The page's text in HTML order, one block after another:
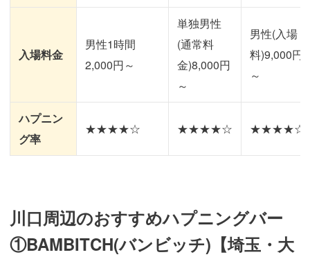
入場料金
男性1時間
2,000円～
単独男性
(通常料
金)8,000円
～
男性(入場
料)9,000円
～
ハプニン
グ率
★★★★☆ ★★★★☆ ★★★★☆
川口周辺のおすすめハプニングバー
①BAMBITCH(バンビッチ)【埼玉・大